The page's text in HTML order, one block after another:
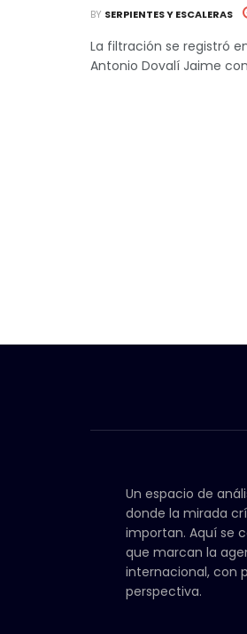
BY SERPIENTES Y ESCALERAS
La filtración se registró
Antonio Dovalí Jaime
Un espacio de
donde la mirada
importan. Aquí se
que marcan la
internacional, con
perspectiva.